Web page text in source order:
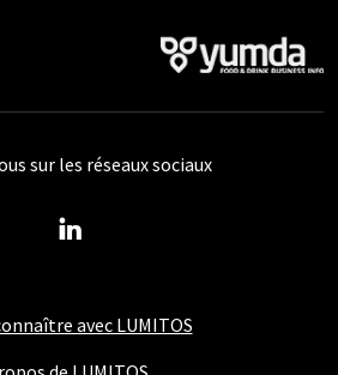
avec LUMITOS
sur les réseaux sociaux